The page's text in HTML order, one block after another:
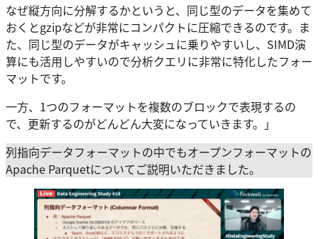
なぜ縦方向に分解するかというと、同じ型のデータを集めて
おくとgzipなどが非常にコンパクトに圧縮できるのです。ま
た、同じ型のデータがキャッシュに乗りやすいし、SIMD演
算にも活用しやすいので分析クエリに非常に特化したフォー
マットです。
一方、1つのフォーマットを複数のブロックで表現するの
で、更新するのがどんどん大変になっていきます。」
列指向データフォーマットの中でもオープンフォーマットの
Apache Parquetについてご説明いただきました。